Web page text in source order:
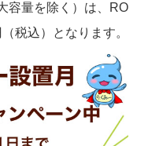
容量を除く）は、RO
税込）となります。